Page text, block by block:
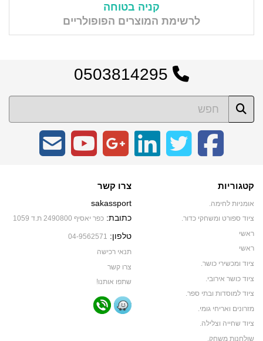
קניה בטוחה
לרשימת המוצרים הפופולריים
קטגוריות
אומניות לחימה.
ציוד ספורט ומשחקי כדור.
ראשי
ראשי
ציוד ומכשירי כושר.
ציוד כושר אירובי.
ציוד למוסדות ובתי ספר.
מזרונים ואריחי גומי.
ציוד שחייה וצלילה.
שולחנות משחק.
צרו קשר
sakassport
כתובת: כפר יאסיף 2490800 ת.ד 1059
טלפון: 04-9562571
תנאי רכישה
צרו קשר
שתפו אותנו!